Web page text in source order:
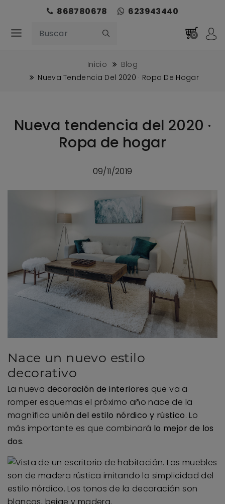
868780678 623943440
0
Inicio
Blog
Nueva Tendencia Del 2020 · Ropa De Hogar
Nueva tendencia del 2020 ·
Ropa de hogar
09/11/2019
Nace un nuevo estilo
decorativo
La nueva decoración de interiores que va a
romper esquemas el próximo año nace de la
magníficaunión del estilo nórdico y rústico. Lo
más importante es que combinará lo mejor de los
dos.